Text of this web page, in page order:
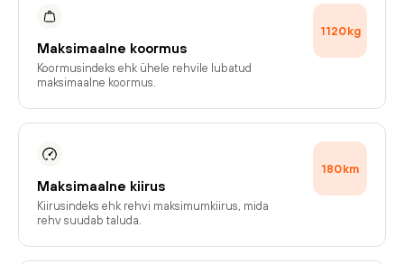
Maksimaalne koormus
Koormusindeks ehk ühele rehvile lubatud
maksimaalne koormus.
1120kg
Maksimaalne kiirus
Kiirusindeks ehk rehvi maksimumkiirus, mida
rehv suudab taluda.
180km